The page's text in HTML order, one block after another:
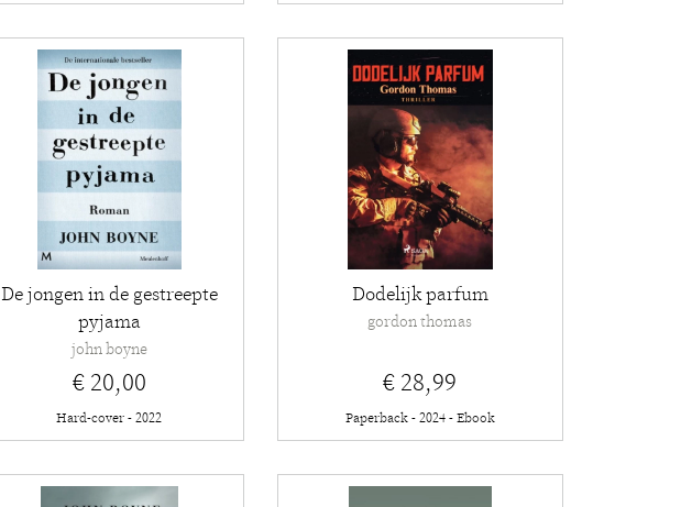
De jongen in de gestreepte
pyjama
john boyne
€ 20,00
Hard-cover - 2022
Dodelijk parfum
gordon thomas
€ 28,99
Paperback - 2024 - Ebook